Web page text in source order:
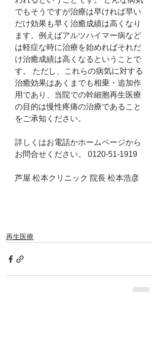
でもそうですが治療は早ければ早い
だけ効果も早く治癒成績は高くなり
ます。例えばアルツハイマー病など
は軽症な時に治療を始めればそれだ
け治癒成績は高くなるということで
す。 ただし、これらの病気に対する
治癒効果はあくまでも相乗・追加作
用であり、当院での幹細胞再生医療
の目的は慢性疼痛の治療であること
をご承知ください。
詳しくはお電話かホームページから
お問合せください。 0120-51-1919
芦屋 松本クリニック 院長 松本浩彦
再生医療